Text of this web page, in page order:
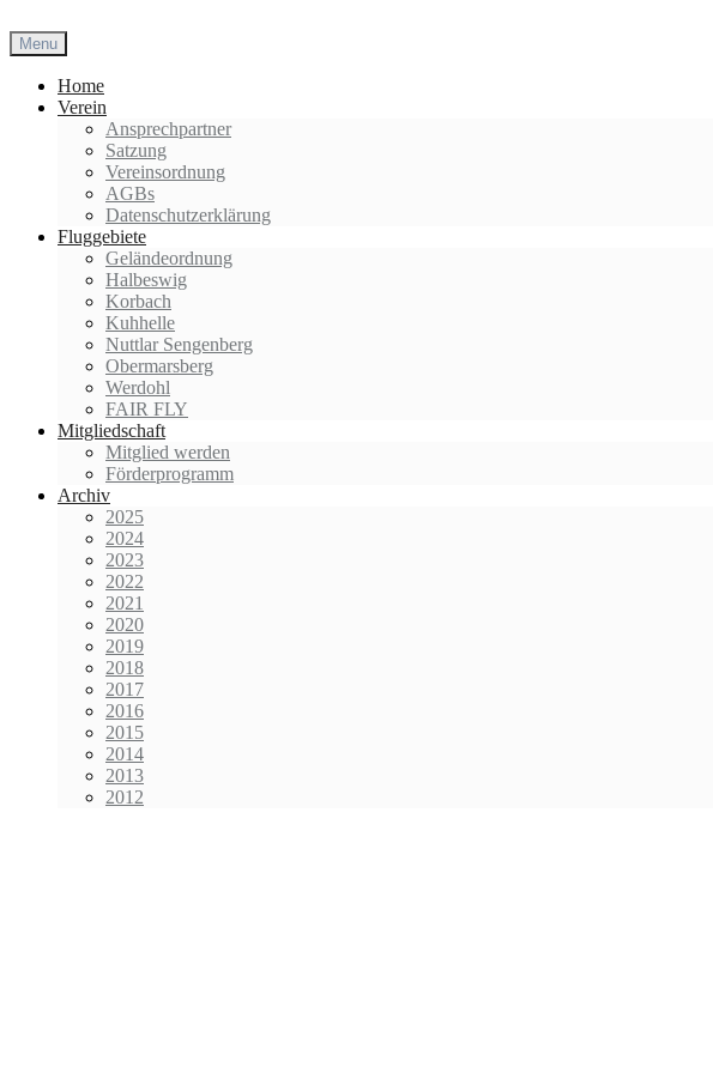
to
content
Menu
Home
Verein
Ansprechpartner
Satzung
Vereinsordnung
AGBs
Datenschutzerklärung
Fluggebiete
Geländeordnung
Halbeswig
Korbach
Kuhhelle
Nuttlar Sengenberg
Obermarsberg
Werdohl
FAIR FLY
Mitgliedschaft
Mitglied werden
Förderprogramm
Archiv
2025
2024
2023
2022
2021
2020
2019
2018
2017
2016
2015
2014
2013
2012